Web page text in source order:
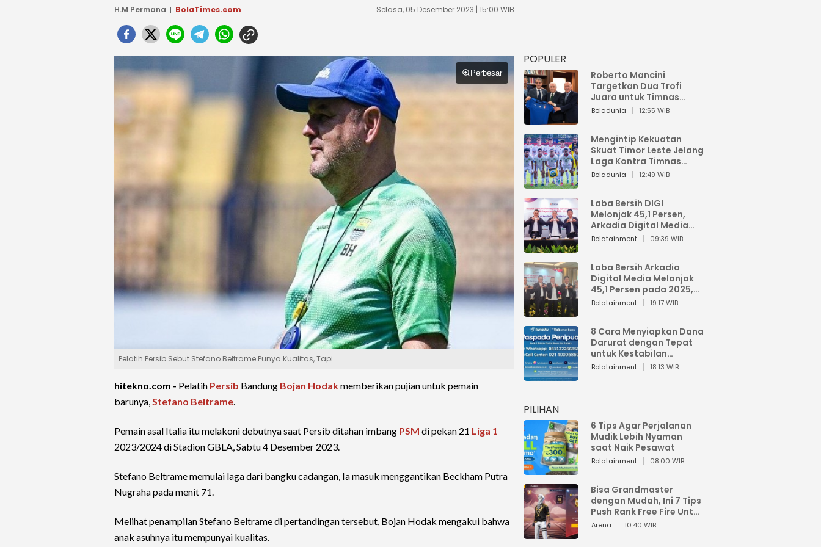
H.M Permana
BolaTimes.com Selasa, 05 Desember 2023 | 15:00 WIB
Perbesar
Pelatih Persib Sebut Stefano Beltrame Punya Kualitas, Tapi...
hitekno.com - Pelatih Persib Bandung Bojan Hodakmemberikan pujian untuk pemain
barunya,Stefano Beltrame.
Pemain asal Italia itu melakoni debutnya saat Persib ditahan imbang PSM di pekan 21 Liga 1
2023/2024 di Stadion GBLA, Sabtu 4 Desember 2023.
Stefano Beltrame memulai laga dari bangku cadangan, Ia masuk menggantikan Beckham Putra
Nugraha pada menit 71.
Melihat penampilan Stefano Beltrame di pertandingan tersebut, Bojan Hodak mengakui bahwa
anak asuhnya itu mempunyai kualitas.
POPULER
Roberto Mancini
Targetkan Dua Trofi
Juara untuk Timnas
Italia
Boladunia 12:55 WIB
Mengintip Kekuatan
Skuat Timor Leste Jelang
Laga Kontra Timnas
Indonesia di Piala AFF
Boladunia 12:49 WIB
Laba Bersih DIGI
Melonjak 45,1 Persen,
Arkadia Digital Media
Perkuat Bisnis AI dan
Bolatainment 09:39 WIB
Laba Bersih Arkadia
Digital Media Melonjak
45,1 Persen pada 2025,
Sentuh Rp1,76 Miliar
Bolatainment 19:17 WIB
8 Cara Menyiapkan Dana
Darurat dengan Tepat
untuk Kestabilan
Keuangan
Bolatainment 18:13 WIB
PILIHAN
6 Tips Agar Perjalanan
Mudik Lebih Nyaman
saat Naik Pesawat
Bolatainment 08:00 WIB
Bisa Grandmaster
dengan Mudah, Ini 7 Tips
Push Rank Free Fire Untuk
Pemula
Arena 10:40 WIB